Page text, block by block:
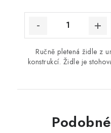
Ručně pletená židle z
konstrukcí. Židle je